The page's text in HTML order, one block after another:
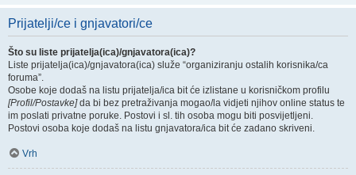
Prijatelji/ce i gnjavatori/ce
Što su liste prijatelja(ica)/gnjavatora(ica)?
Liste prijatelja(ica)/gnjavatora(ica) služe “organiziranju ostalih korisnika/ca
foruma”.
Osobe koje dodaš na listu prijatelja/ica bit će izlistane u korisničkom profilu
[Profil/Postavke]da bi bez pretraživanja mogao/la vidjeti njihov online status te
im poslati privatne poruke. Postovi i sl. tih osoba mogu biti posvijetljeni.
Postovi osoba koje dodaš na listu gnjavatora/ica bit će zadano skriveni.
Vrh